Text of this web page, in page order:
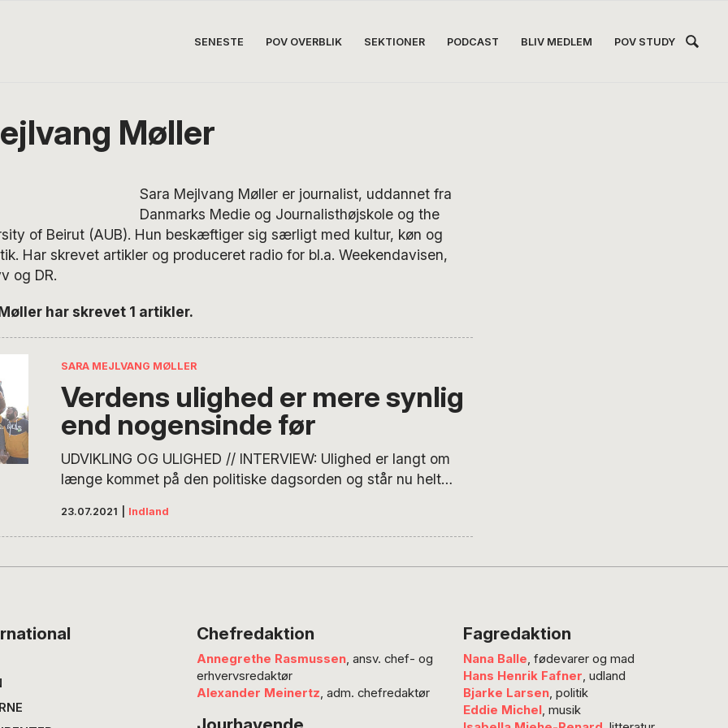
SENESTE POV OVERBLIK SEKTIONER PODCAST BLIV MEDLEM POV STUDY
Møller
Sara Mejlvang Møller er journalist, uddannet fra
Danmarks Medie og Journalisthøjskole og the
of Beirut (AUB). Hun beskæftiger sig særligt med kultur, køn og
Har skrevet artikler og produceret radio for bl.a. Weekendavisen,
og DR.
har skrevet 1 artikler.
SARA MEJLVANG MØLLER
Verdens ulighed er mere synlig
end nogensinde før
UDVIKLING OG ULIGHED // INTERVIEW: Ulighed er langt om
længe kommet på den politiske dagsorden og står nu helt
strategi. Hvorfor? Fordi verdens ulighed aldrig har været så
synlig som nu – og fordi uligheden har store og mangeartede
23.07.2021 Indland
Chefredaktion
Annegrethe Rasmussen, ansv. chef- og
erhvervsredaktør
Alexander Meinertz, adm. chefredaktør
Fagredaktion
Nana Balle, fødevarer og mad
Hans Henrik Fafner, udland
Bjarke Larsen, politik
Eddie Michel, musik